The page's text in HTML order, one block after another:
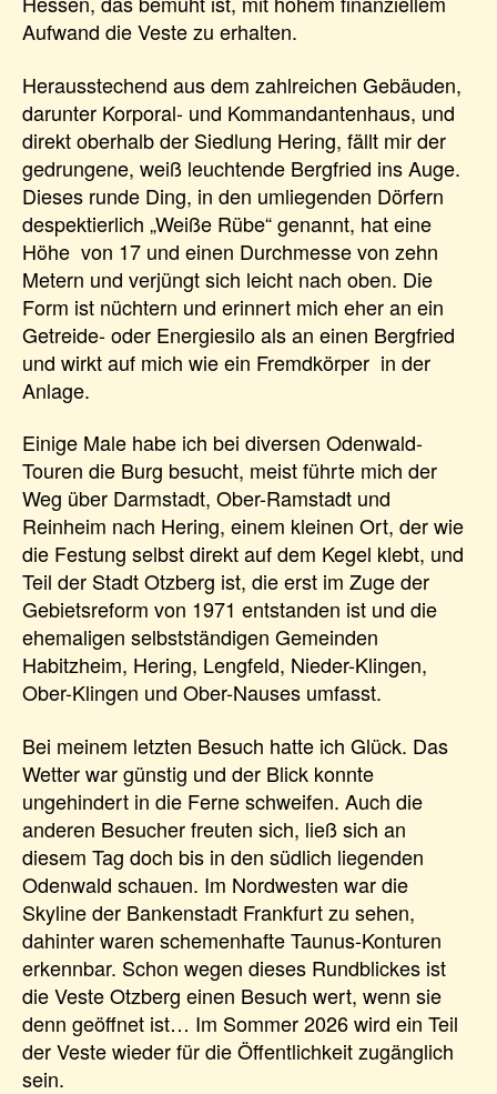
Aufwand die Veste zu erhalten.
Herausstechend aus dem zahlreichen Gebäuden,
darunter Korporal- und Kommandantenhaus, und
direkt oberhalb der Siedlung Hering, fällt mir der
gedrungene, weiß leuchtende Bergfried ins Auge.
Dieses runde Ding, in den umliegenden Dörfern
despektierlich „Weiße Rübe“ genannt, hat eine
Höhe von 17 und einen Durchmesse von zehn
Metern und verjüngt sich leicht nach oben. Die
Form ist nüchtern und erinnert mich eher an ein
Getreide- oder Energiesilo als an einen Bergfried
und wirkt auf mich wie ein Fremdkörper in der
Anlage.
Einige Male habe ich bei diversen Odenwald-
Touren die Burg besucht, meist führte mich der
Weg über Darmstadt, Ober-Ramstadt und
Reinheim nach Hering, einem kleinen Ort, der wie
die Festung selbst direkt auf dem Kegel klebt, und
Teil der Stadt Otzberg ist, die erst im Zuge der
Gebietsreform von 1971 entstanden ist und die
ehemaligen selbstständigen Gemeinden
Habitzheim, Hering, Lengfeld, Nieder-Klingen,
Ober-Klingen und Ober-Nauses umfasst.
Bei meinem letzten Besuch hatte ich Glück. Das
Wetter war günstig und der Blick konnte
ungehindert in die Ferne schweifen. Auch die
anderen Besucher freuten sich, ließ sich an
diesem Tag doch bis in den südlich liegenden
Odenwald schauen. Im Nordwesten war die
Skyline der Bankenstadt Frankfurt zu sehen,
dahinter waren schemenhafte Taunus-Konturen
erkennbar. Schon wegen dieses Rundblickes ist
die Veste Otzberg einen Besuch wert, wenn sie
denn geöffnet ist… Im Sommer 2026 wird ein Teil
der Veste wieder für die Öffentlichkeit zugänglich
sein.